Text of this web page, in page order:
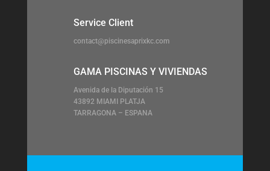
Service Client
contact@piscinesaprixkc.com
GAMA PISCINAS Y VIVIENDAS
Avenida de la Diputación 15
43892 MIAMI PLATJA
TARRAGONA – ESPANA